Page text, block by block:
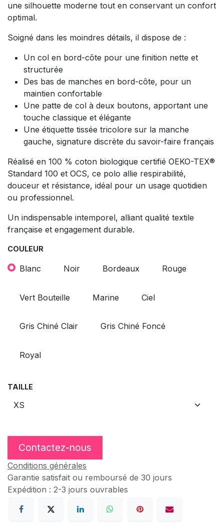
une silhouette moderne tout en conservant un confort
optimal.
Soigné dans les moindres détails, il dispose de :
Un col en bord-côte pour une finition nette et
structurée
Des bas de manches en bord-côte, pour un
maintien confortable
Une patte de col à deux boutons, apportant une
touche classique et élégante
Une étiquette tissée tricolore sur la manche
gauche, signature discrète du savoir-faire français
Réalisé en 100 % coton biologique certifié OEKO-TEX®
Standard 100 et OCS, ce polo allie respirabilité,
douceur et résistance, idéal pour un usage quotidien
ou professionnel.
Un indispensable intemporel, alliant qualité textile
française et engagement durable.
COULEUR
Blanc Noir Bordeaux Rouge
Vert Bouteille Marine Ciel
Gris Chiné Clair Gris Chiné Foncé
Royal
TAILLE
Contactez-nous
Conditions générales
Garantie satisfait ou remboursé de 30 jours
Expédition : 2-3 jours ouvrables